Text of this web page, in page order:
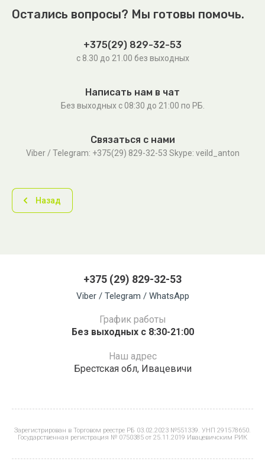
Остались вопросы? Мы готовы помочь.
+375(29) 829-32-53
с 8.30 до 21.00 без выходных
Написать нам в чат
Без выходных c 08:30 до 21:00 по РБ.
Связаться с нами
Viber / Telegram: +375(29) 829-32-53 Skype: veild_anton
Назад
+375 (29) 829-32-53
Viber / Telegram / WhatsApp
График работы
Без выходных с 8:30-21:00
Наш адрес
Брестская обл, Ивацевичи
Зарегистрирован в Торговом реестре РБ 03.02.2023 №551339. УНП 291578650.
Государственная регистрация № 0750385 от 25.11.2019 Ивацевичским РИК